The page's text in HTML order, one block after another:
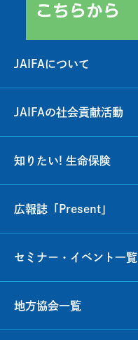
JAIFAについて
JAIFAの社会貢献活動
知りたい! 生命保険
広報誌「Present」
セミナー・イベント一覧
地方協会一覧